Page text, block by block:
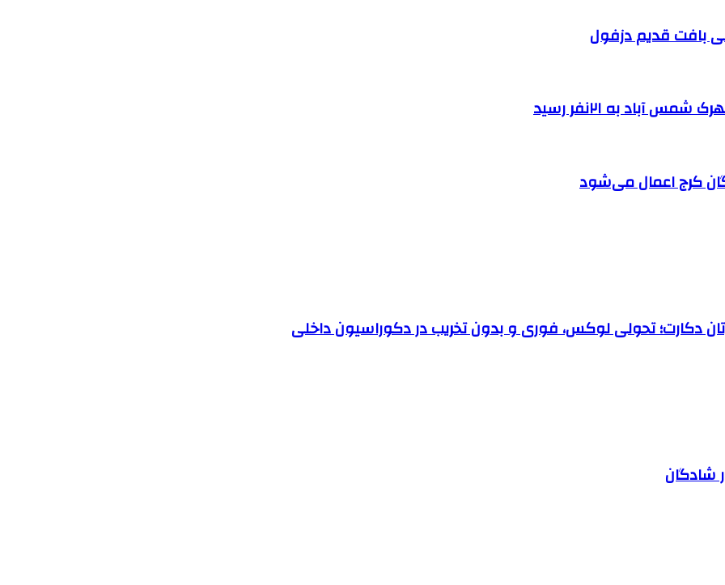
به ۲۱نفر رسید
کرج اعمال می‌شود
دکارت؛ تحولی لوکس، فوری و بدون تخریب در دکوراسیون داخلی
شادگان